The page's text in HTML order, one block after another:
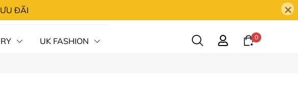
ĐÃI ×
UK FASHION 0